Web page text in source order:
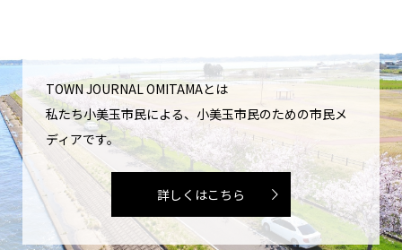
TOWN JOURNAL OMITAMAとは
私たち小美玉市民による、小美玉市民のための市民メ
ディアです。
詳しくはこちら